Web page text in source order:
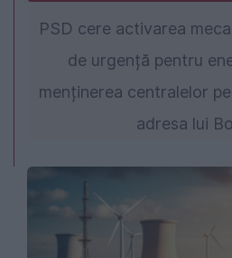
PSD cere activarea
de urgență pentru
menținerea centralelor
adresa lui